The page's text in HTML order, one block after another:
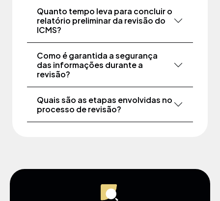
Quanto tempo leva para concluir o
relatório preliminar da revisão do
ICMS?
Como é garantida a segurança
das informações durante a
revisão?
Quais são as etapas envolvidas no
processo de revisão?